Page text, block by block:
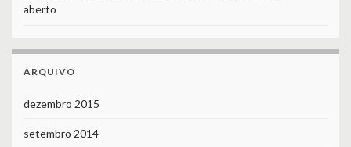
aberto
ARQUIVO
dezembro 2015
setembro 2014